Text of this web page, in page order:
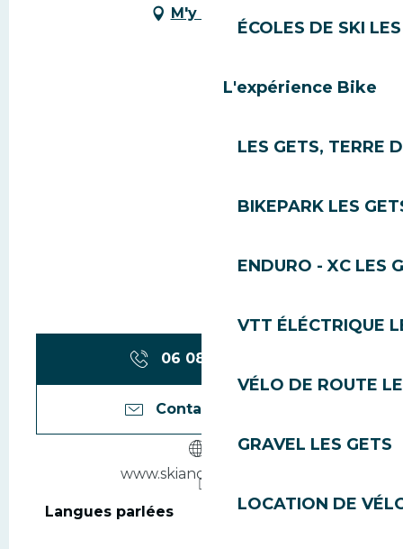
ÉCOLES DE SKI
L'expérience Bike
LES GETS, TERRE
BIKEPARK LES
ENDURO - XC LES
VTT ÉLÉCTRIQUE
VÉLO DE ROUTE
GRAVEL LES GETS
LOCATION DE
M'y rendre
06 08 52 12
Contactez-nous
www.skiandguide.com
Langues parlées
Langues parlées